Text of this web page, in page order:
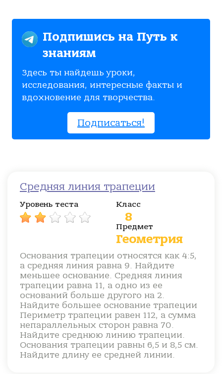
Подпишись на Путь к
знаниям
Здесь ты найдешь уроки,
исследования, интересные факты и
вдохновение для творчества.
Подписаться!
Средняя линия трапеции
Уровень теста Класс
8
Предмет
Геометрия
Основания трапеции относятся как 4:5,
а средняя линия равна 9. Найдите
меньшее основание. Средняя линия
трапеции равна 11, а одно из ее
оснований больше другого на 2.
Найдите большее основание трапеции
Периметр трапеции равен 112, а сумма
непараллельных сторон равна 70.
Найдите среднюю линию трапеции.
Основания трапеции равны 6,5 и 8,5 см.
Найдите длину ее средней линии.